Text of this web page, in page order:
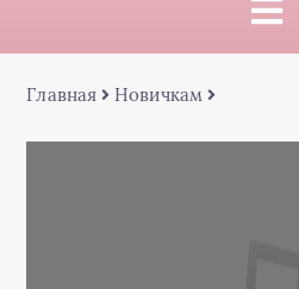
Главная Новичкам